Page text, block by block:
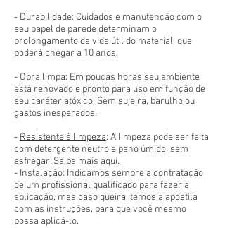
- Durabilidade: Cuidados e manutenção com o
seu papel de parede determinam o
prolongamento da vida útil do material, que
poderá chegar a 10 anos.
- Obra limpa: Em poucas horas seu ambiente
está renovado e pronto para uso em função de
seu caráter atóxico. Sem sujeira, barulho ou
gastos inesperados.
- Resistente à limpeza: A limpeza pode ser feita
com detergente neutro e pano úmido, sem
esfregar. Saiba mais aqui.
- Instalação: Indicamos sempre a contratação
de um profissional qualificado para fazer a
aplicação, mas caso queira, temos a apostila
com as instruções, para que você mesmo
possa aplicá-lo.